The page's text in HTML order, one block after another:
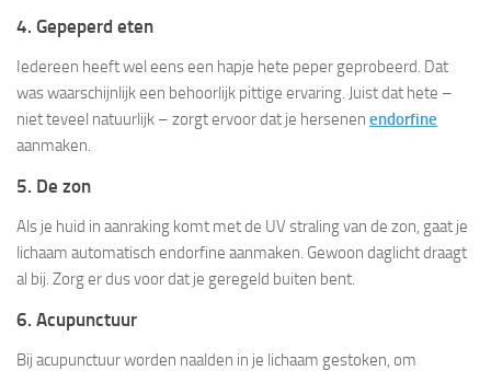
4. Gepeperd eten
Iedereen heeft wel eens een hapje hete peper geprobeerd. Dat
was waarschijnlijk een behoorlijk pittige ervaring. Juist dat hete –
niet teveel natuurlijk – zorgt ervoor dat je hersenen endorfine
aanmaken.
5. De zon
Als je huid in aanraking komt met de UV straling van de zon, gaat je
lichaam automatisch endorfine aanmaken. Gewoon daglicht draagt
al bij. Zorg er dus voor dat je geregeld buiten bent.
6. Acupunctuur
Bij acupunctuur worden naalden in je lichaam gestoken, om